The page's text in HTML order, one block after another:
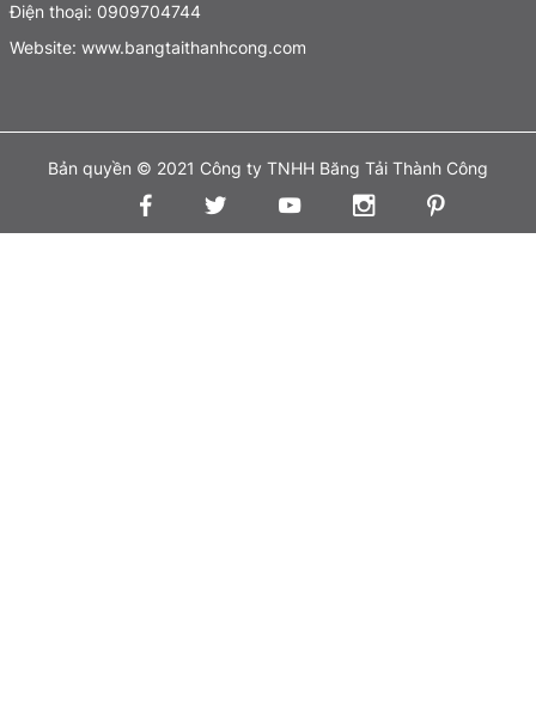
Điện thoại: 0909704744
Website: www.bangtaithanhcong.com
Bản quyền © 2021 Công ty TNHH Băng Tải Thành Công